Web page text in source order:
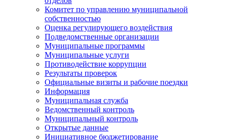
Комитет по управлению муниципальной
собственностью
Оценка регулирующего воздействия
Подведомственные организации
Муниципальные программы
Муниципальные услуги
Противодействие коррупции
Результаты проверок
Официальные визиты и рабочие поездки
Информация
Муниципальная служба
Ведомственный контроль
Муниципальный контроль
Открытые данные
Инициативное бюджетирование